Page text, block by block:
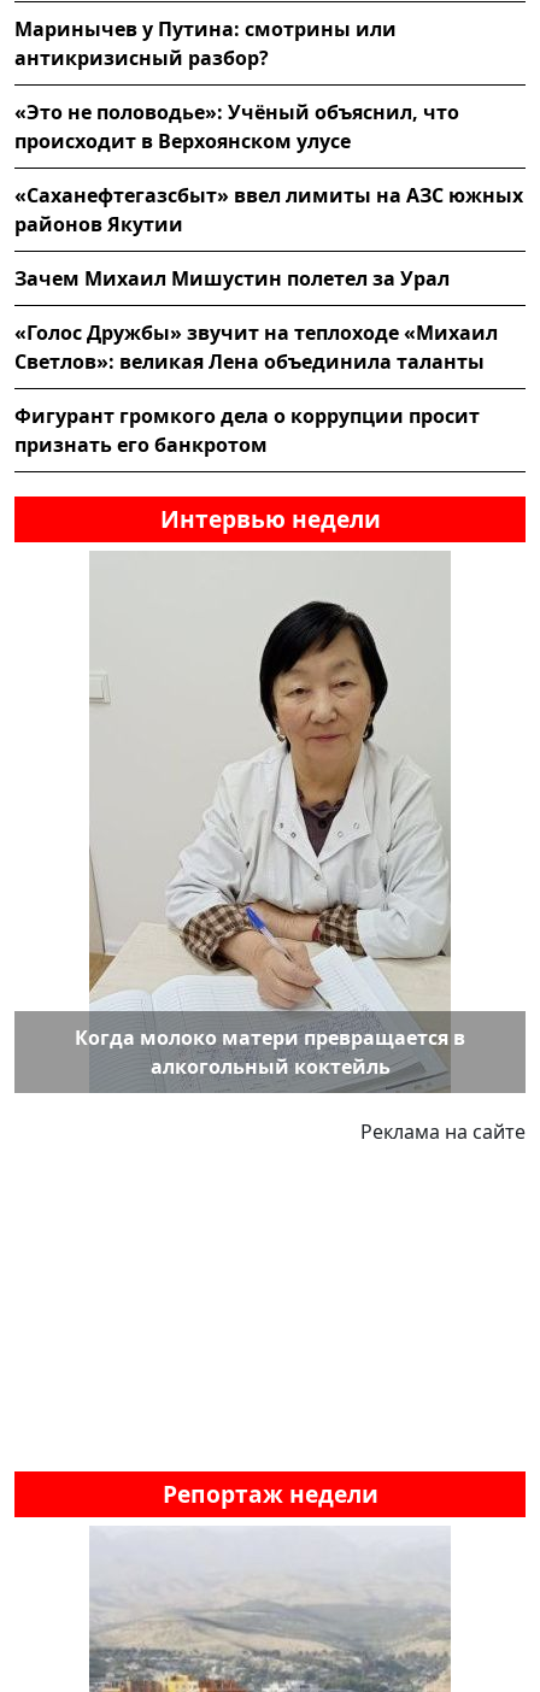
Маринычев у Путина: смотрины или
антикризисный разбор?
«Это не половодье»: Учёный объяснил, что
происходит в Верхоянском улусе
«Саханефтегазсбыт» ввел лимиты на АЗС южных
районов Якутии
Зачем Михаил Мишустин полетел за Урал
«Голос Дружбы» звучит на теплоходе «Михаил
Светлов»: великая Лена объединила таланты
Фигурант громкого дела о коррупции просит
признать его банкротом
Интервью недели
Когда молоко матери превращается в
алкогольный коктейль
Реклама на сайте
Репортаж недели